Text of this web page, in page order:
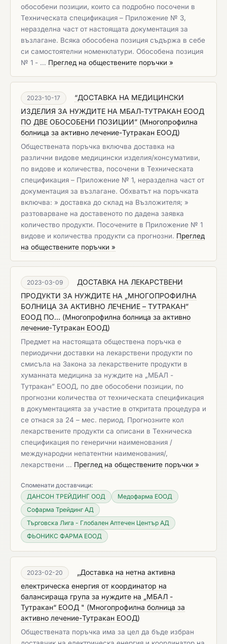
обособени позиции, които са подробно посочени в
Техническата спецификация – Приложение № 3,
неразделна част от настоящата документация за
възлагане. Всяка обособена позиция съдържа в себе
си самостоятелни номенклатури. Обособена позиция
№ 1 - … Преглед на обществените поръчки »
2023-10-17
“ДОСТАВКА НА МЕДИЦИНСКИ
ИЗДЕЛИЯ ЗА НУЖДИТЕ НА МБАЛ-ТУТРАКАН ЕООД
ПО ДВЕ ОБОСОБЕНИ ПОЗИЦИИ” (Многопрофилна
болница за активно лечение-Тутракан ЕООД)
Обществената поръчка включва доставка на
различни видове медицински изделия/консумативи,
по видове и количества, посочени в Техническата
спецификация – Приложение № 1, неразделна част от
документация за възлагане. Обхватът на поръчката
включва: » доставка до склад на Възложителя; »
разтоварване на доставеното по дадена заявка
количество продукти. Посочените в Приложение № 1
видове и количества продукти са прогнозни. Преглед
на обществените поръчки »
2023-03-09
ДОСТАВКА НА ЛЕКАРСТВЕНИ
ПРОДУКТИ ЗА НУЖДИТЕ НА „МНОГОПРОФИЛНА
БОЛНИЦА ЗА АКТИВНО ЛЕЧЕНИЕ – ТУТРАКАН”
ЕООД ПО... (Многопрофилна болница за активно
лечение-Тутракан ЕООД)
Предмет на настоящата обществена поръчка e
периодични дoставки на лекарствени продукти по
смисъла на Закона за лекарствените продукти в
хуманната медицина за нуждите на „МБАЛ -
Тутракан” ЕООД, по две обособени позиции, по
прогнозни количества от техническата спецификация
в документацията за участие в откритата процедура и
се отнася за 24 – мес. период. Прогнозните кол
лекарствените продукти са описани в Техническа
спецификация по генерични наименования /
международни непатентни наименования/,
лекарствени … Преглед на обществените поръчки »
Споменати доставчици:
ДАНСОН ТРЕЙДИНГ ООД
Медофарма ЕООД
Софарма Трейдинг АД
Търговска Лига - Глобален Аптечен Център АД
ФЬОНИКС ФАРМА ЕООД
2023-02-20
„Доставка на нетна активна
електрическа енергия от координатор на
балансираща група за нуждите на „МБАЛ -
Тутракан“ ЕООД " (Многопрофилна болница за
активно лечение-Тутракан ЕООД)
Обществената поръчка има за цел да бъде избран